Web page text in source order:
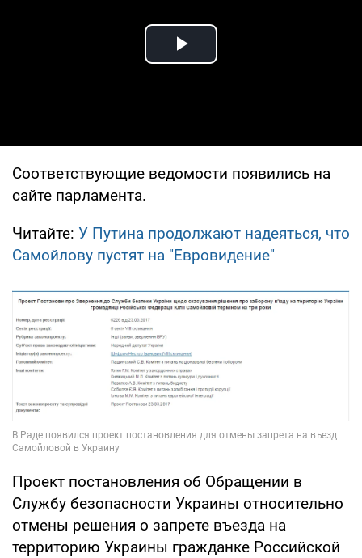
Play Video
Соответствующие ведомости появились на
сайте парламента.
Читайте: У Путина продолжают надеяться, что
Самойлову пустят на "Евровидение"
Проект постановления об Обращении в
Службу безопасности Украины относительно
отмены решения о запрете въезда на
территорию Украины гражданке Российской